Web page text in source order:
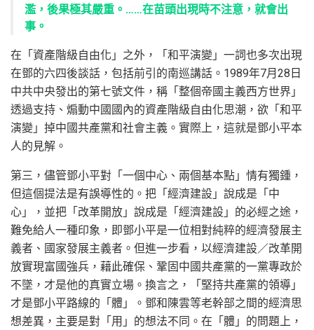
濫，後果極其嚴重。……在苗頭出現時不注意，就會出
事。
在「資產階級自由化」之外，「和平演變」一詞也多次出現
在鄧的六四後談話，包括前引的南巡講話。1989年7月28日
中共中央發出的第七號文件，稱「整個帝國主義西方世界」
透過支持、煽動中國國內的資產階級自由化思潮，欲「和平
演變」掉中國共產黨和社會主義。實際上，這就是鄧小平本
人的見解。
第三，儘管鄧小平對「一個中心、兩個基本點」情有獨鍾，
但這個提法是有誤導性的。把「經濟建設」說成是「中
心」，並把「改革開放」說成是「經濟建設」的必經之途，
難免給人一種印象，即鄧小平是一位相對純粹的經濟發展主
義者、國家發展主義者。但進一步看，以經濟建設／改革開
放實現富國強兵，藉此確保、鞏固中國共產黨的一黨專政於
不墜，才是他的真實立場。換言之，「堅持共產黨的領導」
才是鄧小平路線的「體」。鄧和陳雲等老幹部之間的經濟思
想差異，主要是對「用」的想法不同。在「體」的問題上，